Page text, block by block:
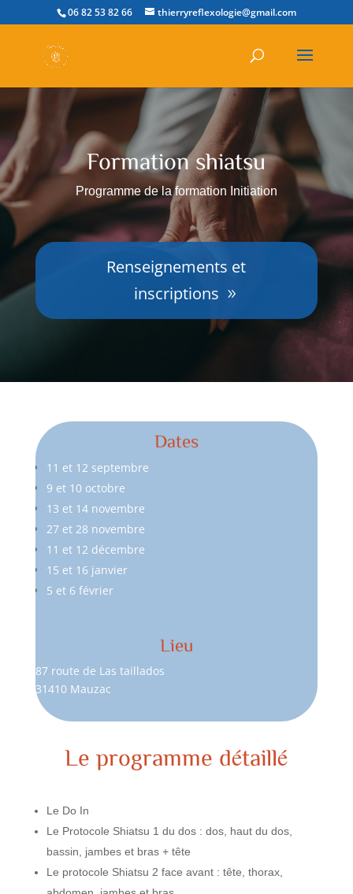
06 82 53 82 66 thierryreflexologie@gmail.com
Formation shiatsu
Programme de la formation Initiation
Renseignements et
inscriptions
Dates
11 et 12 septembre
9 et 10 octobre
13 et 14 novembre
27 et 28 novembre
11 et 12 décembre
15 et 16 janvier
5 et 6 février
Lieu
87 route de Las taillados
31410 Mauzac
Le programme détaillé
Le Do In
Le Protocole Shiatsu 1 du dos : dos, haut du dos,
bassin, jambes et bras + tête
Le protocole Shiatsu 2 face avant : tête, thorax,